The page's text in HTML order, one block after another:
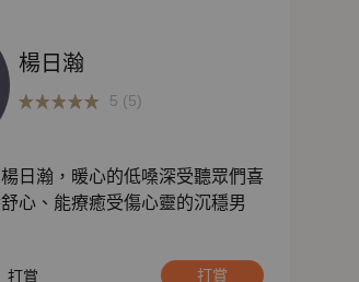
楊日瀚
5 (5)
日瀚，暖心的低嗓深受聽眾們喜
心、能療癒受傷心靈的沉穩男
打賞 打賞